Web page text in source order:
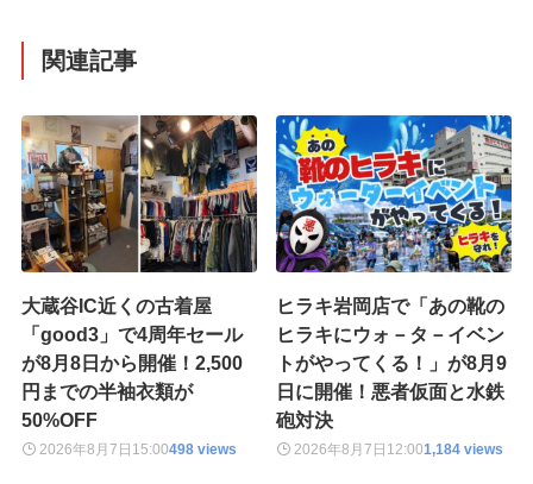
関連記事
大蔵谷IC近くの古着屋
「good3」で4周年セール
が8月8日から開催！2,500
円までの半袖衣類が
50%OFF
2026年8月7日 15:00498 views
ヒラキ岩岡店で「あの靴の
ヒラキにウォ－タ－イベン
トがやってくる！」が8月9
日に開催！悪者仮面と水鉄
砲対決
2026年8月7日 12:001,184 views